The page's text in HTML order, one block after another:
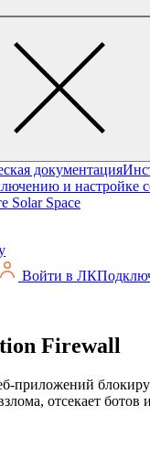
документация
и настройке
Solar Space
Войти в ЛК
Firewall
приложений
отсекает ботов